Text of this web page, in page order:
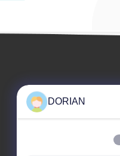
DORIAN